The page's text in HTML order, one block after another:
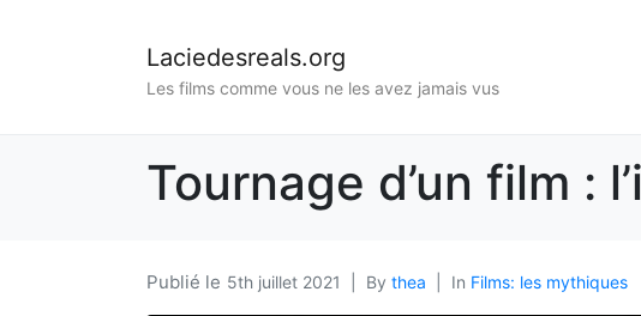
Laciedesreals.org
Les films comme vous ne les avez jamais vus
Tournage d’un film :
5th juillet 2021 By thea In Films: les mythiques